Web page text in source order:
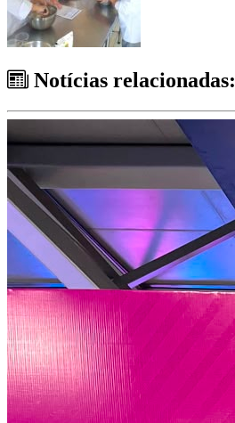
Notícias relacionadas: